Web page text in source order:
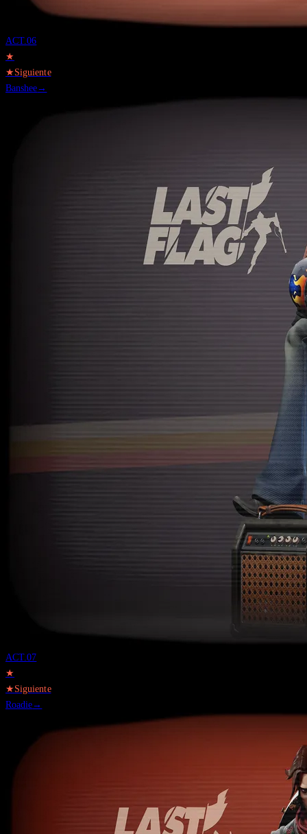
ACT.06
★
★Siguiente
Banshee→
ACT.07
★
★Siguiente
Roadie→